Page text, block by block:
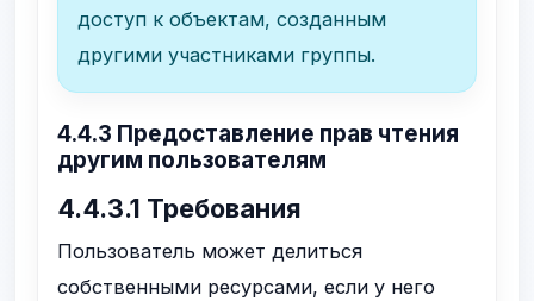
доступ к объектам, созданным
другими участниками группы.
4.4.3 Предоставление прав чтения
другим пользователям
4.4.3.1 Требования
Пользователь может делиться
собственными ресурсами, если у него